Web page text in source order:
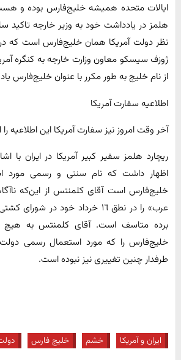
ایالات متحده همیشه خلیج‌فارس بوده و
هلمز در یادداشت خود به وزیر خارجه تاکید
نظر دولت آمریکا همان خلیج‌فارس است که
ژوزف سیسکو معاون وزارت خارجه به کنگره
از نام خلیج به طور مکرر با عنوان خلیج‌فارس
اطلاعیه سفارت آمریکا
آخر وقت امروز نیز سفارت آمریکا این اطلاعیه را
ریچارد هلمز سفیر کبیر آمریکا در ایران با
اظهار داشت که نام سنتی و رسمی مورد
خلیج‌فارس است آقای کلمنتس از این‌که
عرب» را در نطق ۱٦ خرداد خود در
برده متاسف است. آقای کلمنتس به هیچ
خلیج‌فارس را که مورد استعمال رسمی
طرفدار چنین تغییری نیز نبوده است.
ایران و آمریکا خشم خلیج فارس